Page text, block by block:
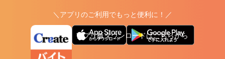
＼アプリのご利用でもっと便利に！／
アプリ版ダウンロードはこちらから